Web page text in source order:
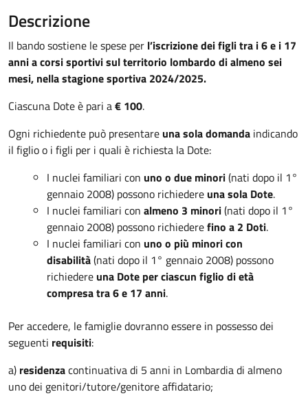
Descrizione
Il bando sostiene le spese per l’iscrizione dei figli tra i 6 e i 17
anni a corsi sportivi sul territorio lombardo di almeno sei
mesi, nella stagione sportiva 2024/2025.
Ciascuna Dote è pari a€ 100.
Ogni richiedente può presentare una sola domanda indicando
il figlio o i figli per i quali è richiesta la Dote:
I nuclei familiari con uno o due minori(nati dopo il 1°
gennaio 2008) possono richiedere una sola Dote.
I nuclei familiari con almeno 3 minori(nati dopo il 1°
gennaio 2008) possono richiederefino a 2 Doti.
I nuclei familiari con uno o più minori con
disabilità(nati dopo il 1° gennaio 2008) possono
richiedere una Dote per ciascun figlio di età
compresa tra 6 e 17 anni.
Per accedere, le famiglie dovranno essere in possesso dei
seguenti requisiti:
a) residenzacontinuativa di 5 anni in Lombardia di almeno
uno dei genitori/tutore/genitore affidatario;